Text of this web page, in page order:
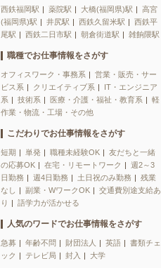
西鉄福岡駅 薬院駅 大橋(福岡県)駅
高宮
(福岡県)駅
井尻駅 西鉄久留米駅
西鉄平
尾駅
西鉄二日市駅 朝倉街道駅 雑餉隈駅
職種でお仕事情報をさがす
オフィスワーク・事務系
営業・販売・サー
ビス系
クリエイティブ系
IT・エンジニア
系
技術系 医療・介護・福祉・教育系
軽
作業・物流・工場・その他
こだわりでお仕事情報をさがす
短期 単発 職種未経験OK
友だちと一緒
の応募OK
在宅・リモートワーク
週2～3
日勤務
週4日勤務 土日祝のみ勤務
残業
なし
副業・WワークOK
交通費別途支給あ
り
語学力が活かせる
人気のワードでお仕事情報をさがす
急募 年齢不問 財団法人 英語
書類チェ
ック
テレビ局 封入 大学